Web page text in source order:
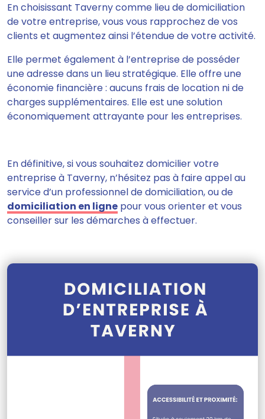
En choisissant Taverny comme lieu de domiciliation
de votre entreprise, vous vous rapprochez de vos
clients et augmentez ainsi l’étendue de votre activité.
Elle permet également à l’entreprise de posséder
une adresse dans un lieu stratégique. Elle offre une
économie financière : aucuns frais de location ni de
charges supplémentaires. Elle est une solution
économiquement attrayante pour les entreprises.
En définitive, si vous souhaitez domicilier votre
entreprise à Taverny, n’hésitez pas à faire appel au
service d’un professionnel de domiciliation, ou de
domiciliation en ligne pour vous orienter et vous
conseiller sur les démarches à effectuer.